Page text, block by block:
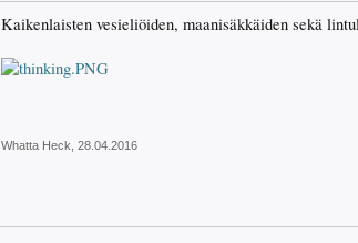
Kaikenlaisten vesieliöiden, maanisäkkäiden sekä
Whatta Heck 28.04.2016